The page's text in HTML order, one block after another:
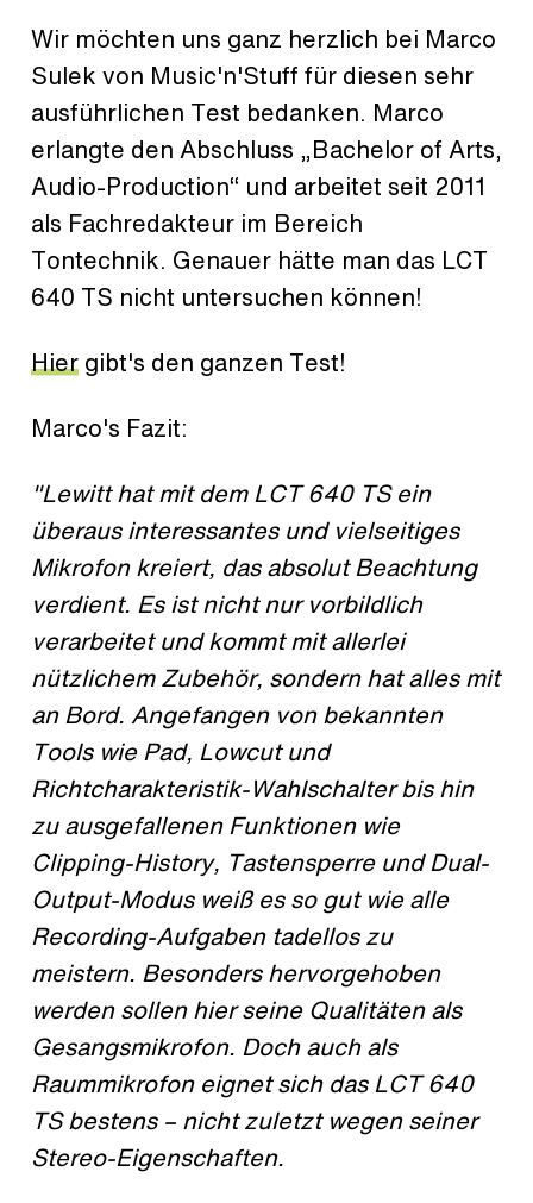
Wir möchten uns ganz herzlich bei Marco
Sulek von Music'n'Stuff für diesen sehr
ausführlichen Test bedanken. Marco
erlangte den Abschluss „Bachelor of Arts,
Audio-Production“ und arbeitet seit 2011
als Fachredakteur im Bereich
Tontechnik. Genauer hätte man das LCT
640 TS nicht untersuchen können!
Hier gibt's den ganzen Test!
Marco's Fazit:
"Lewitt hat mit dem LCT 640 TS ein
überaus interessantes und vielseitiges
Mikrofon kreiert, das absolut Beachtung
verdient. Es ist nicht nur vorbildlich
verarbeitet und kommt mit allerlei
nützlichem Zubehör, sondern hat alles mit
an Bord. Angefangen von bekannten
Tools wie Pad, Lowcut und
Richtcharakteristik-Wahlschalter bis hin
zu ausgefallenen Funktionen wie
Clipping-History, Tastensperre und Dual-
Output-Modus weiß es so gut wie alle
Recording-Aufgaben tadellos zu
meistern. Besonders hervorgehoben
werden sollen hier seine Qualitäten als
Gesangsmikrofon. Doch auch als
Raummikrofon eignet sich das LCT 640
TS bestens – nicht zuletzt wegen seiner
Stereo-Eigenschaften.